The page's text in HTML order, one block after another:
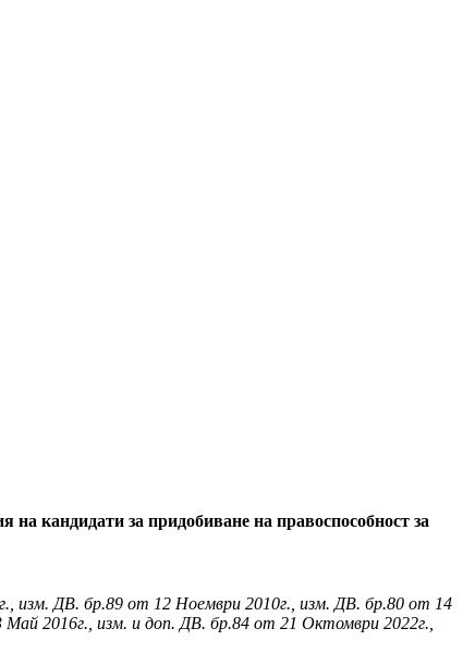
на кандидати за придобиване на правоспособност за
изм. ДВ. бр.89 от 12 Ноември 2010г., изм. ДВ. бр.80 от 14
2016г., изм. и доп. ДВ. бр.84 от 21 Октомври 2022г.,